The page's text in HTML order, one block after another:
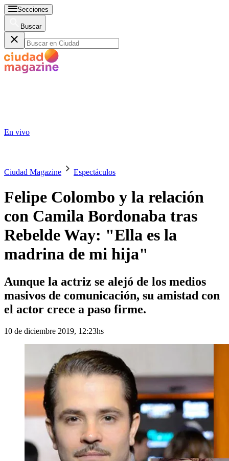
Secciones
Buscar
En vivo
Ciudad Magazine Espectáculos
Felipe Colombo y la relación
con Camila Bordonaba tras
Rebelde Way: "Ella es la
madrina de mi hija"
Aunque la actriz se alejó de los medios
masivos de comunicación, su amistad con
el actor crece a paso firme.
10 de diciembre 2019, 12:23hs